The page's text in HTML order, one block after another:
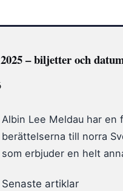
– biljetter och
Albin Lee Meldau har en
berättelserna till norra
som erbjuder en helt
Senaste artiklar